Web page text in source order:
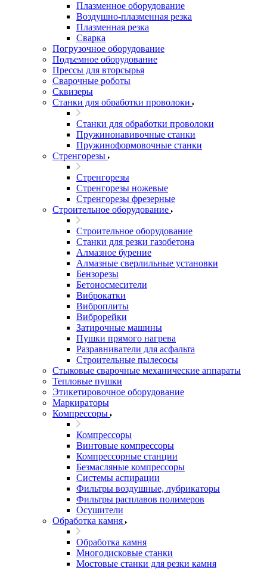
Плазменное оборудование
Воздушно-плазменная резка
Плазменная резка
Сварка
Погрузочное оборудование
Подъемное оборудование
Прессы для вторсырья
Сварочные роботы
Сквизеры
Станки для обработки проволоки
Станки для обработки проволоки
Пружинонавивочные станки
Пружиноформовочные станки
Стренгорезы
Стренгорезы
Стренгорезы ножевые
Стренгорезы фрезерные
Строительное оборудование
Строительное оборудование
Станки для резки газобетона
Алмазное бурение
Алмазные сверлильные установки
Бензорезы
Бетоносмесители
Виброкатки
Виброплиты
Виброрейки
Затирочные машины
Пушки прямого нагрева
Разравниватели для асфальта
Строительные пылесосы
Стыковые сварочные механические аппараты
Тепловые пушки
Этикетировочное оборудование
Маркираторы
Компрессоры
Компрессоры
Винтовые компрессоры
Компрессорные станции
Безмасляные компрессоры
Системы аспирации
Фильтры воздушные, лубрикаторы
Фильтры расплавов полимеров
Осушители
Обработка камня
Обработка камня
Многодисковые станки
Мостовые станки для резки камня